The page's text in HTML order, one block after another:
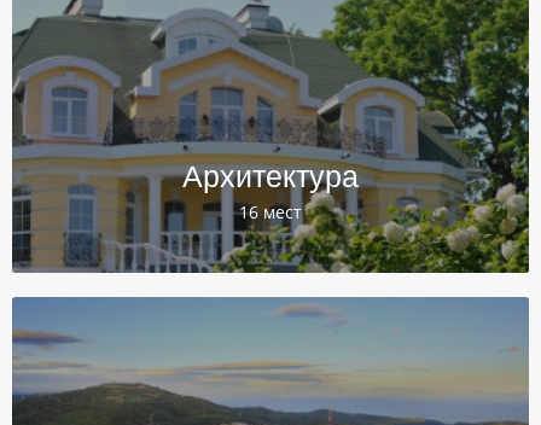
Архитектура
16 мест